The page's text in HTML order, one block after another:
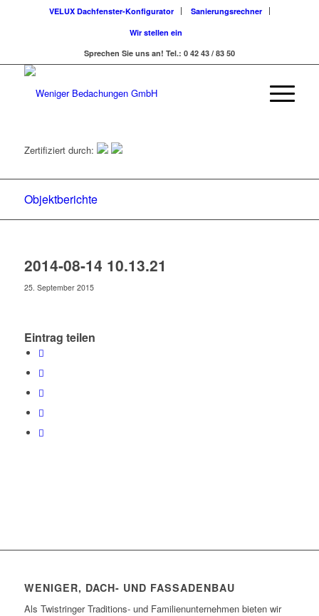
VELUX Dachfenster-Konfigurator
Sanierungsrechner
Wir stellen ein
Sprechen Sie uns an! Tel.: 0 42 43 / 83 50
Zertifiziert durch:
Objektberichte
2014-08-14 10.13.21
25. September 2015
Eintrag teilen
WENIGER, DACH- UND FASSADENBAU
Als Twistringer Traditions- und Familienunternehmen bieten wir